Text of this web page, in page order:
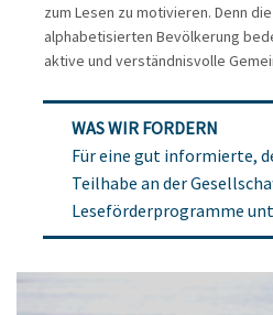
zum Lesen zu motivieren. Denn
alphabetisierten Bevölkerung
aktive und verständnisvolle
WAS WIR FORDERN
Für eine gut informierte,
Teilhabe an der
Leseförderprogramme